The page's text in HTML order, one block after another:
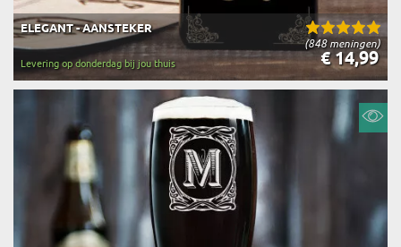
(848 meningen)
ELEGANT - AANSTEKER
€ 14,99
Levering op donderdag bij jou thuis